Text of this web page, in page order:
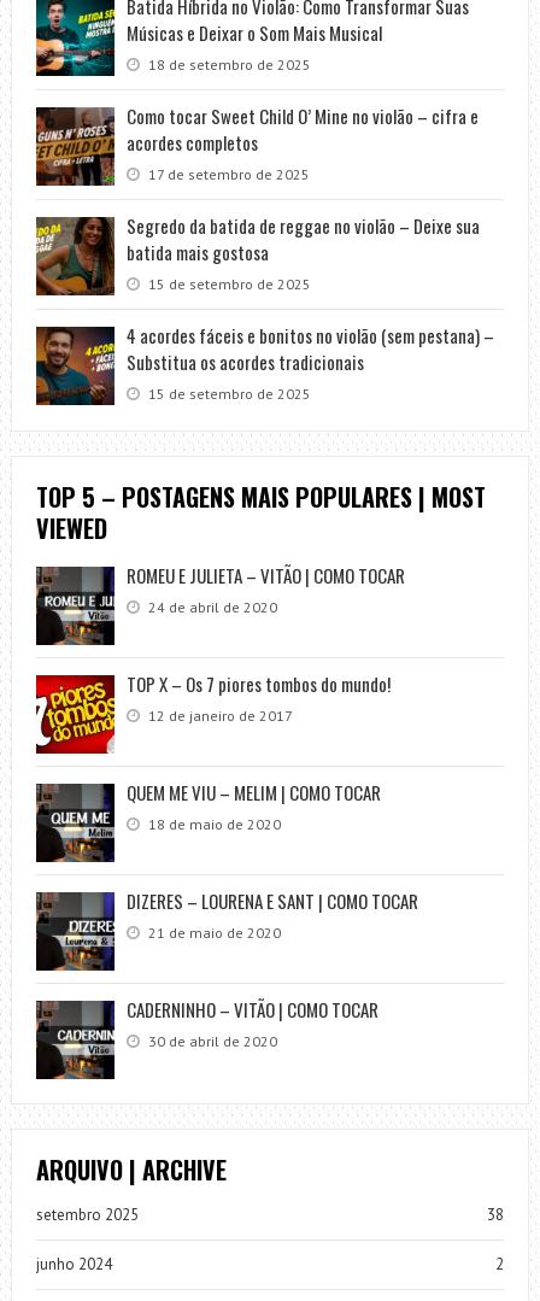
Batida Híbrida no Violão: Como Transformar Suas
Músicas e Deixar o Som Mais Musical
18 de setembro de 2025
Como tocar Sweet Child O’ Mine no violão – cifra e
acordes completos
17 de setembro de 2025
Segredo da batida de reggae no violão – Deixe sua
batida mais gostosa
15 de setembro de 2025
4 acordes fáceis e bonitos no violão (sem pestana) –
Substitua os acordes tradicionais
15 de setembro de 2025
TOP 5 – POSTAGENS MAIS POPULARES | MOST
VIEWED
ROMEU E JULIETA – VITÃO | COMO TOCAR
24 de abril de 2020
TOP X – Os 7 piores tombos do mundo!
12 de janeiro de 2017
QUEM ME VIU – MELIM | COMO TOCAR
18 de maio de 2020
DIZERES – LOURENA E SANT | COMO TOCAR
21 de maio de 2020
CADERNINHO – VITÃO | COMO TOCAR
30 de abril de 2020
ARQUIVO | ARCHIVE
setembro 2025 38
junho 2024 2